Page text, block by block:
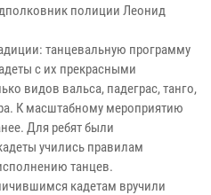
полиции Леонид
танцевальную программу
с их прекрасными
видов вальса, падеграс, танго,
К масштабному мероприятию
Для ребят были
учились правилам
танцев.
кадетам вручили